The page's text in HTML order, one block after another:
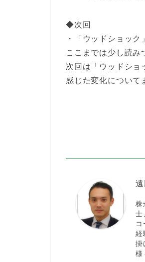
◆次回
・「ウッドショック
ここまでは少し読み
次回は「ウッドショ
感じた変化について
株
士
経
掛
様